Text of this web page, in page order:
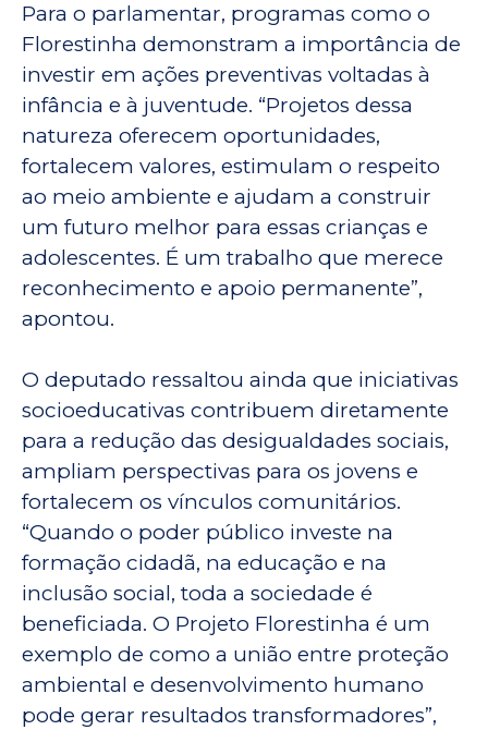
Para o parlamentar, programas como o
Florestinha demonstram a importância de
investir em ações preventivas voltadas à
infância e à juventude. “Projetos dessa
natureza oferecem oportunidades,
fortalecem valores, estimulam o respeito
ao meio ambiente e ajudam a construir
um futuro melhor para essas crianças e
adolescentes. É um trabalho que merece
reconhecimento e apoio permanente”,
apontou.
O deputado ressaltou ainda que iniciativas
socioeducativas contribuem diretamente
para a redução das desigualdades sociais,
ampliam perspectivas para os jovens e
fortalecem os vínculos comunitários.
“Quando o poder público investe na
formação cidadã, na educação e na
inclusão social, toda a sociedade é
beneficiada. O Projeto Florestinha é um
exemplo de como a união entre proteção
ambiental e desenvolvimento humano
pode gerar resultados transformadores”,